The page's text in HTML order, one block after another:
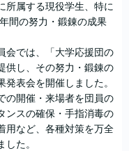
所属する現役学生、特に
間の努力・鍛錬の成果
会では、「大学応援団の
供し、その努力・鍛錬の
表会を開催しました。
の開催・来場者を団員の
ンスの確保・手指消毒の
用など、各種対策を万全
た。